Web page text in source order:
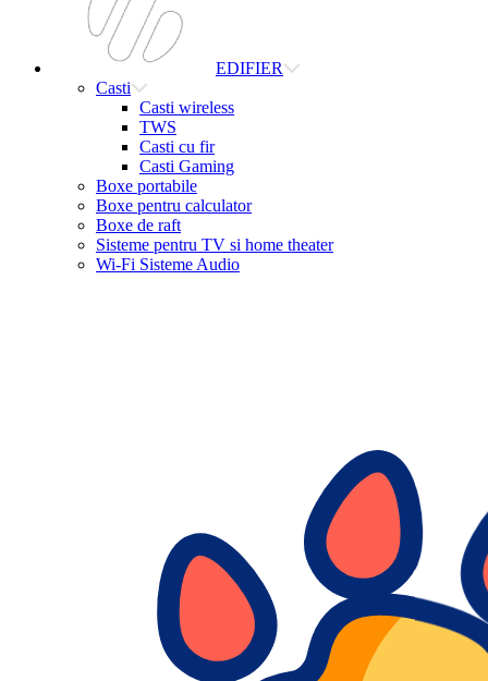
EDIFIER
Casti
Casti wireless
TWS
Casti cu fir
Casti Gaming
Boxe portabile
Boxe pentru calculator
Boxe de raft
Sisteme pentru TV si home theater
Wi-Fi Sisteme Audio